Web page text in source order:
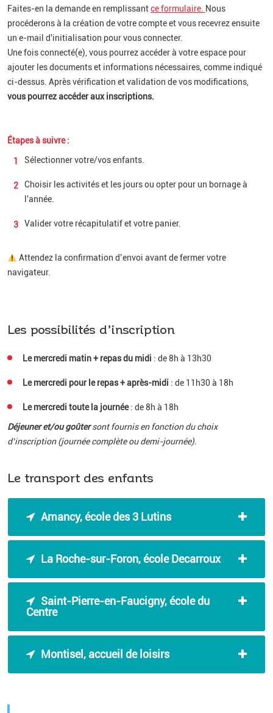
Faites-en la demande en remplissantce formulaire. Nous
procéderons à la création de votre compte et vous recevrez ensuite
un e-mail d'initialisation pour vous connecter.
Une fois connecté(e), vous pourrez accéder à votre espace pour
ajouter les documents et informations nécessaires, comme indiqué
ci-dessus. Après vérification et validation de vos modifications,
vous pourrez accéder aux inscriptions.
Étapes à suivre :
Sélectionner votre/vos enfants.
Choisir les activités et les jours ou opter pour un bornage à
l'année.
Valider votre récapitulatif et votre panier.
Attendez la confirmation d’envoi avant de fermer votre
navigateur.
Les possibilités d’inscription
Le mercredi matin + repas du midi : de 8h à 13h30
Le mercredi pour le repas + après-midi : de 11h30 à 18h
Le mercredi toute la journée: de 8h à 18h
Déjeuner et/ou goûtersont fournis en fonction du choix
d’inscription (journée complète ou demi-journée).
Le transport des enfants
Amancy, école des 3 Lutins
La Roche-sur-Foron, école Decarroux
Saint-Pierre-en-Faucigny, école du
Centre
Montisel, accueil de loisirs